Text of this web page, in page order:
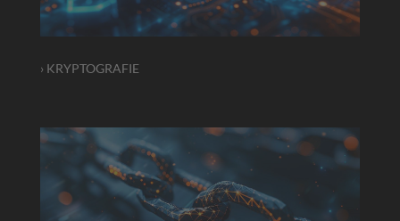
› KRYPTOGRAFIE